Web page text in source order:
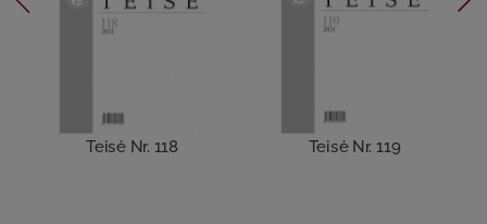
Teisė Nr. 118 Teisė Nr. 119